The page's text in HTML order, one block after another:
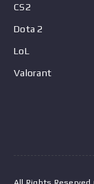
CS2
Dota 2
LoL
Valorant